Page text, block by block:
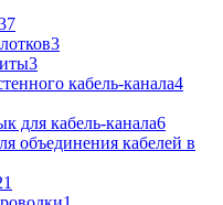
3
3
кабель-канала4
для кабель-канала6
объединения кабелей в